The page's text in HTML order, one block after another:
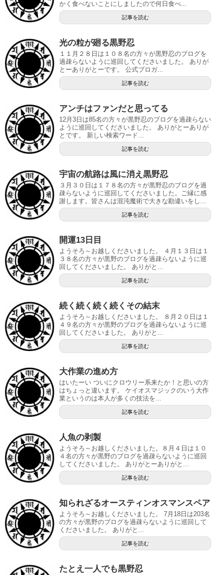
かく食べないことにしましたので何日食べ...
記事を読む
光の粒が廻る黒野忍
１１月２８日は１０８名の方々が黒野忍のブログを
過疎らないように巡回してくださいました。 ありが
とーありがとーです。 公式ブロガ...
記事を読む
アンチはファンだと思ってる
12月3日は85名の方々が黒野忍のブログを過疎らない
ように巡回してくださいました。 ありがとーありが
とです。 新しい検索ワード...
記事を読む
宇宙の航路は風に消え黒野忍
３月３０日は１７８名の方々が黒野忍のブログを過
疎らないように巡回してくださいました。ご縁に感
謝します。皆さんは混沌魔術で大きな勘違いをし...
記事を読む
開運13日目
ようそろ～お越しくださいました。 ４月１３日は１
３８名の方々が黒野のブログを過疎らないように巡
回してくださいました。 ありがと...
記事を読む
続く続く続く続くその結末
ようそろ～お越しくださいました。 ８月２０日は１
４９名の方々が黒野のブログを過疎らないように巡
回してくださいました。 ありがと...
記事を読む
大作業の進め方
はいたーい ついにクロウリー系来たか！と思いの方
はちょっと違います。 ケイオスマジックのいう大作
業というのは本人が多くの技法を...
記事を読む
人魚の剥製
ようそろ～お越しくださいました。８月４日は１０
４名の方々が黒野のブログを過疎らないように巡回
してくださいました。 ありがとーありがと...
記事を読む
知られざるオースティンオスマンスペア
ようそろ～お越しくださいました。 7月18日は203名
の方々が黒野のブログを過疎らないように巡回して
くださいました。 ありがと...
記事を読む
たとえ一人でも黒野忍